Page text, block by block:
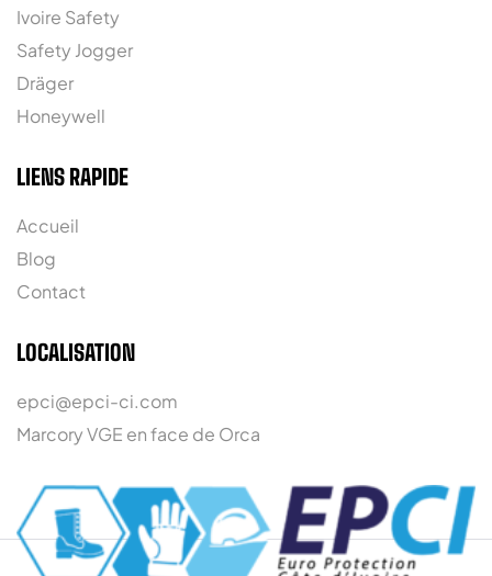
Ivoire Safety
Safety Jogger
Dräger
Honeywell
LIENS RAPIDE
Accueil
Blog
Contact
LOCALISATION
epci@epci-ci.com
Marcory VGE en face de Orca